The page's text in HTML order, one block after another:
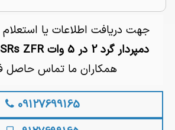
جهت دریافت اطلاعات یا
دمپردار گرد 2 در 5 وات 5SRs ZFR
همکاران ما تماس حاصل
09127699165